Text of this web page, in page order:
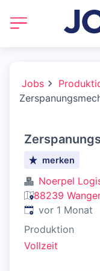
Jobs
merken
Noerpel
88239
Veröffentlicht:
vor 1 Monat
Produktion
Vollzeit